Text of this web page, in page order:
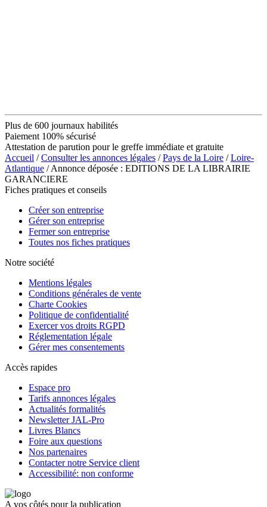
Plus de 600 journaux habilités
Paiement 100% sécurisé
Attestation de parution pour le greffe immédiate et gratuite
Accueil /Consulter les annonces légales /Pays de la Loire /Loire-
Atlantique / Annonce déposée : EDITIONS DE LA LIBRAIRIE
GARANCIERE
Fiches pratiques et conseils
Créer son entreprise
Gérer son entreprise
Fermer son entreprise
Toutes nos fiches pratiques
Notre société
Mentions légales
Conditions générales de vente
Charte Cookies
Politique de confidentialité
Exercer vos droits RGPD
Réglementation légale
Gérer mes consentements
Accès rapides
Espace pro
Tarifs annonces légales
Actualités formalités
Newsletter JAL-Pro
Livres Blancs
Foire aux questions
Nos partenaires
Contacter notre Service client
Accessibilité: non conforme
A vos côtés pour la publication